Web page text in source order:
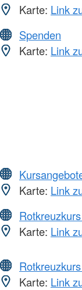
Karte: Link
Spenden
Karte: Link
Karte: Link
Karte: Link
Karte: Link